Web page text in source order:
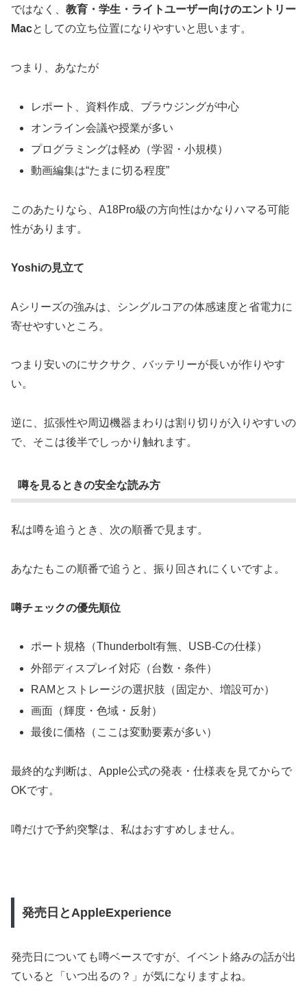
ではなく、 教育・学生・ライトユーザー向けのエントリー
Macとしての立ち位置になりやすいと思います。
つまり、あなたが
レポート、資料作成、ブラウジングが中心
オンライン会議や授業が多い
プログラミングは軽め（学習・小規模）
動画編集は“たまに切る程度”
このあたりなら、A18Pro級の方向性はかなりハマる可能
性があります。
Yoshiの見立て
Aシリーズの強みは、シングルコアの体感速度と省電力に
寄せやすいところ。
つまり安いのにサクサク、バッテリーが長いが作りやす
い。
逆に、拡張性や周辺機器まわりは割り切りが入りやすいの
で、そこは後半でしっかり触れます。
噂を見るときの安全な読み方
私は噂を追うとき、次の順番で見ます。
あなたもこの順番で追うと、振り回されにくいですよ。
噂チェックの優先順位
ポート規格（Thunderbolt有無、USB-Cの仕様）
外部ディスプレイ対応（台数・条件）
RAMとストレージの選択肢（固定か、増設可か）
画面（輝度・色域・反射）
最後に価格（ここは変動要素が多い）
最終的な判断は、Apple公式の発表・仕様表を見てからで
OKです。
噂だけで予約突撃は、私はおすすめしません。
発売日とAppleExperience
発売日についても噂ベースですが、イベント絡みの話が出
ていると「いつ出るの？」が気になりますよね。